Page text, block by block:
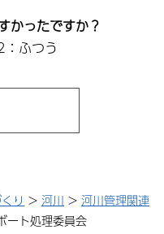
かったですか？
：ふつう
り > 河川 > 河川管理関連
ート処理委員会